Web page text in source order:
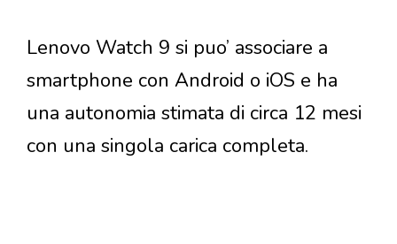
Lenovo Watch 9 si puo’ associare a
smartphone con Android o iOS e ha
una autonomia stimata di circa 12 mesi
con una singola carica completa.